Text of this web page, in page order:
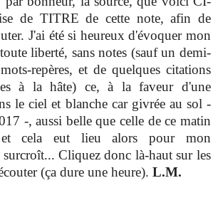
de TITRE de cette note, afin de
J'ai été si heureux d'évoquer mon
liberté, sans notes (sauf un demi-
repères, et de quelques citations
à la hâte) ce, à la faveur d'une
le ciel et blanche car givrée au sol -
-, aussi belle que celle de ce matin
cela eut lieu alors pour mon
Cliquez donc là-haut sur les
(ça dure une heure). L.M.